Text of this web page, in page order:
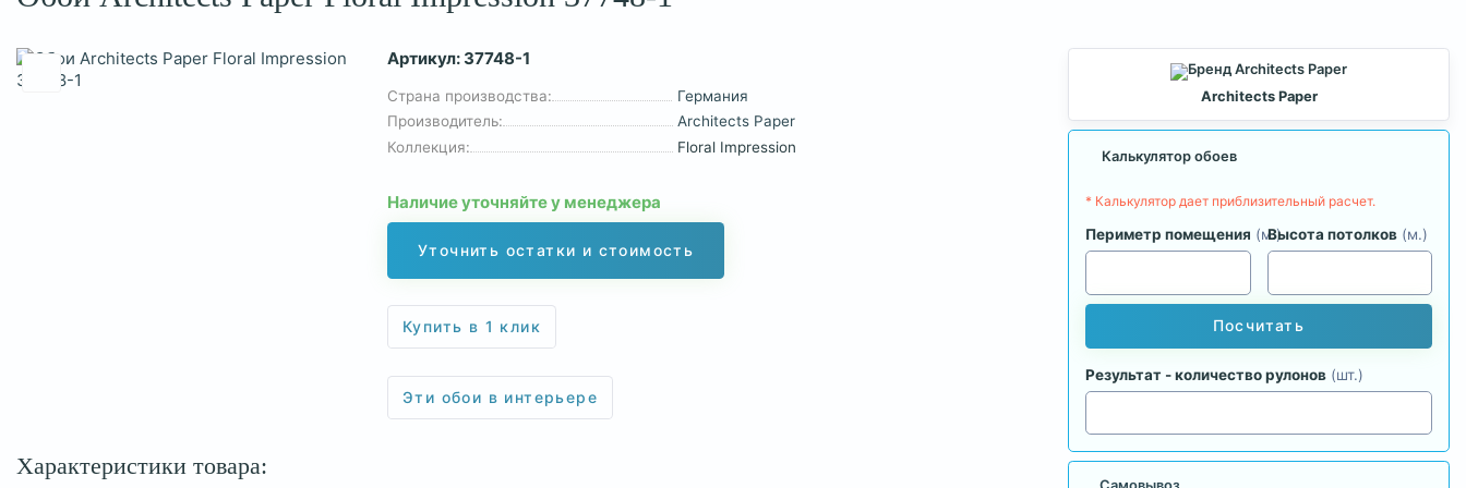
Артикул: 37748-1
Страна производства:
Германия
Производитель:
Architects Paper
Коллекция:
Floral Impression
Наличие уточняйте у менеджера
Уточнить остатки и стоимость
Купить в 1 клик
Эти обои в интерьере
Характеристики товара:
Architects Paper
Калькулятор обоев
* Калькулятор дает приблизительный расчет.
Периметр помещения (м.)Высота потолков (м.)
Посчитать
Результат - количество рулонов (шт.)